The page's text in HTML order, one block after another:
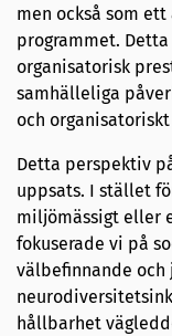
men också som
programmet.
organisatorisk
samhälleliga
och organisatoriskt
Detta perspektiv
uppsats. I stället
miljömässigt eller
fokuserade vi på
välbefinnande
hållbarhet